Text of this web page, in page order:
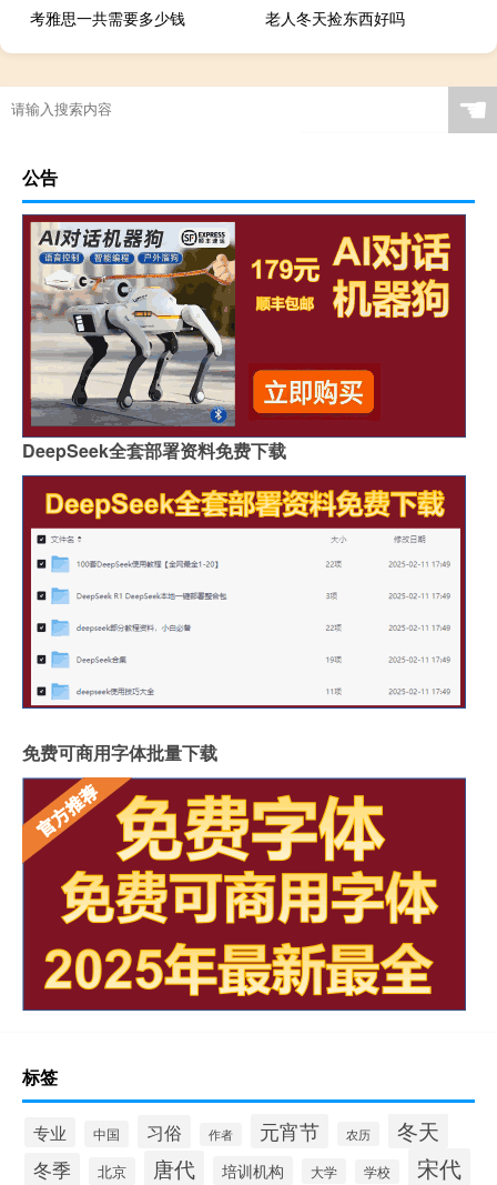
考雅思一共需要多少钱
老人冬天捡东西好吗
☚
公告
DeepSeek全套部署资料免费下载
免费可商用字体批量下载
标签
专业 中国 习俗 作者 元宵节 农历 冬天
冬季 北京 唐代 培训机构 大学 学校 宋代